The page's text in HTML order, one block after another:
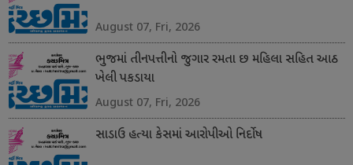
August 07, Fri, 2026
ભુજમાં તીનપત્તીનો જુગાર રમતા છ મહિલા સહિત આઠ
ખેલી પકડાયા
August 07, Fri, 2026
સાડાઉ હત્યા કેસમાં આરોપીઓ નિર્દોષ